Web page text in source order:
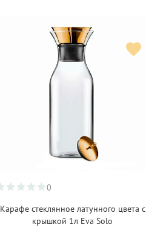
0
Карафе стеклянное латунного цвета с
крышкой 1л Eva Solo